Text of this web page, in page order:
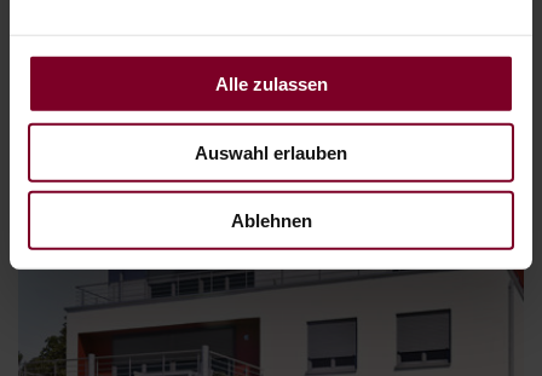
Alle zulassen
Auswahl erlauben
Ablehnen
Aufsetz-Rollläden